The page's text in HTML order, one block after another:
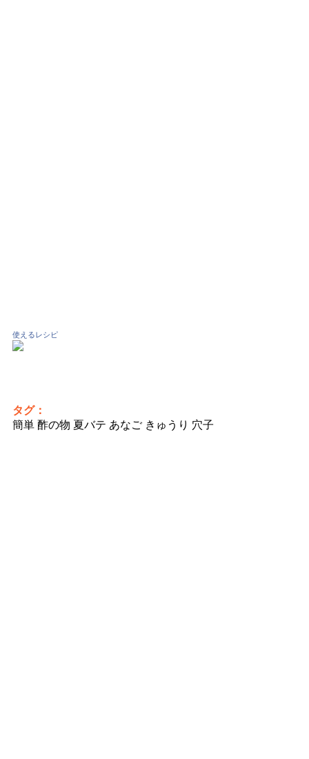
使えるレシピ
タグ：
簡単 酢の物 夏バテ あなご きゅうり 穴子